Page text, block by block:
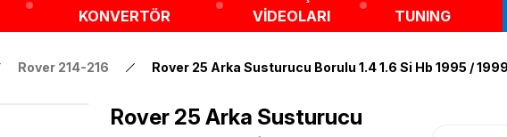
KONVERTÖR
VİDEOLARI
TUNING
Rover 214-216 Rover 25 Arka Susturucu Borulu 1.4 1.6 Si Hb 1995 / 1999
Rover 25 Arka Susturucu